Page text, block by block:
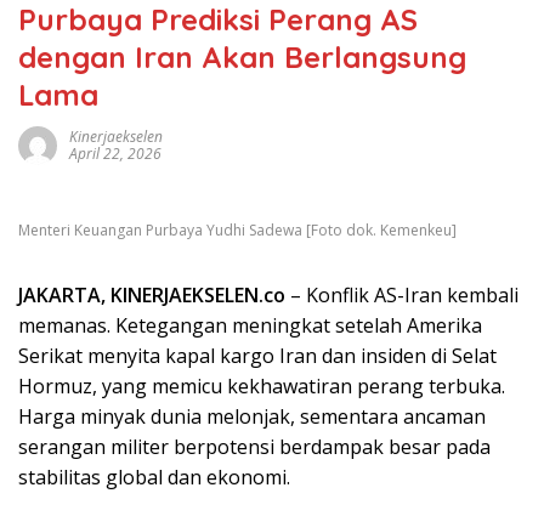
Purbaya Prediksi Perang AS
dengan Iran Akan Berlangsung
Lama
Kinerjaekselen
April 22, 2026
Menteri Keuangan Purbaya Yudhi Sadewa [Foto dok. Kemenkeu]
JAKARTA, KINERJAEKSELEN.co – Konflik AS-Iran kembali
memanas. Ketegangan meningkat setelah Amerika
Serikat menyita kapal kargo Iran dan insiden di Selat
Hormuz, yang memicu kekhawatiran perang terbuka.
Harga minyak dunia melonjak, sementara ancaman
serangan militer berpotensi berdampak besar pada
stabilitas global dan ekonomi.